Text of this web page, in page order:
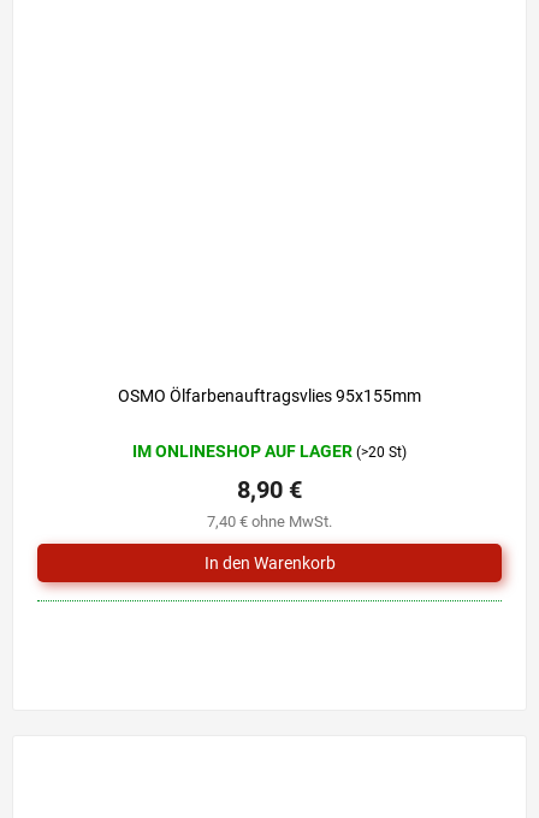
OSMO Ölfarbenauftragsvlies 95x155mm
IM ONLINESHOP AUF LAGER (>20 St)
7,40 € ohne MwSt.
8,90 €